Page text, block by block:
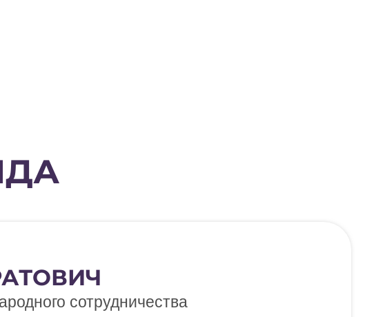
сотрудничества